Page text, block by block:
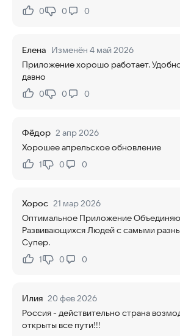
Нравится:
0Не нравится:
0 0
Елена Изменён 4 май 2026
Приложение хорошо работает.
давно
Нравится:
0Не нравится:
0 0
Фёдор 2 апр 2026
Хорошее апрельское обновление
Нравится:
1Не нравится:
0 0
Хорос 21 мар 2026
Оптимальное Приложение
Развивающихся Людей с самыми
Супер.
Нравится:
1Не нравится:
0 0
Илия 20 фев 2026
Россия - действительно страна
открыты все пути!!!